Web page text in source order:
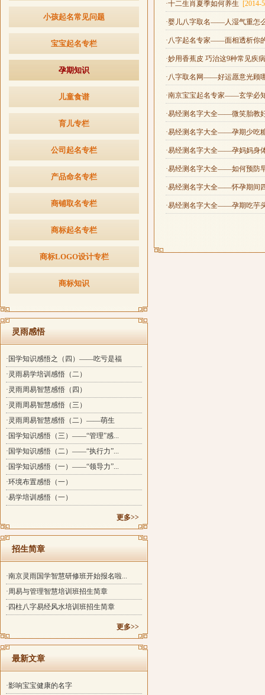
小孩起名常见问题
宝宝起名专栏
孕期知识
儿童食谱
育儿专栏
公司起名专栏
产品命名专栏
商铺取名专栏
商标起名专栏
商标LOGO设计专栏
商标知识
灵雨感悟
·国学知识感悟之（四）——吃亏是福
·灵雨易学培训感悟（二）
·灵雨周易智慧感悟（四）
·灵雨周易智慧感悟（三）
·灵雨周易智慧感悟（二）——萌生
·国学知识感悟（三）——“管理”感...
·国学知识感悟（二）——“执行力”...
·国学知识感悟（一）——“领导力”...
·环境布置感悟（一）
·易学培训感悟（一）
更多>>
招生简章
·南京灵雨国学智慧研修班开始报名啦...
·周易与管理智慧培训班招生简章
·四柱八字易经风水培训班招生简章
更多>>
最新文章
·影响宝宝健康的名字
·十二生肖夏季如何养生 [2014-
·婴儿八字取名——人湿气重怎
·八字起名专家——面相透析你
·妙用香蕉皮 巧治这9种常见疾
·八字取名网——好运愿意光顾
·南京宝宝起名专家——玄学必
·易经测名字大全——微笑胎教
·易经测名字大全——孕期少吃
·易经测名字大全——孕妈妈身
·易经测名字大全——如何预防
·易经测名字大全——怀孕期间
·易经测名字大全——孕期吃芋